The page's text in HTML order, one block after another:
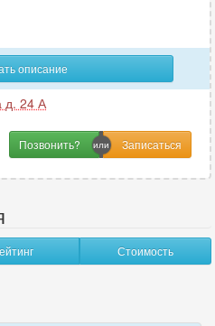
описание
д. 24 А
Позвонить?
Стоимость